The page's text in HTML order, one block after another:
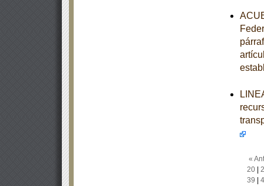
«
20|
39